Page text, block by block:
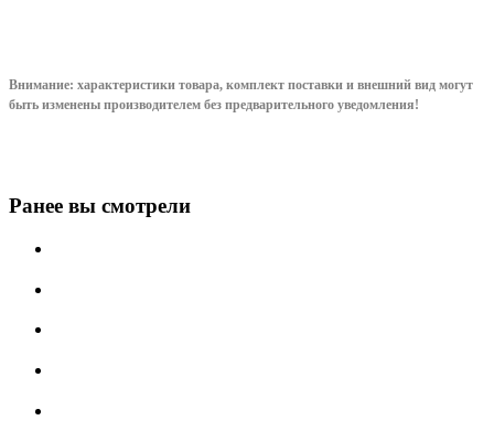
Внимание: характеристики товара, комплект поставки и внешний вид могут
быть изменены производителем без предварительного уведомления!
Ранее вы смотрели